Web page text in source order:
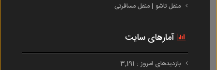
منقل تاشو | منقل مسافرتی
آمارهای سایت
بازدیدهای امروز : 3,191